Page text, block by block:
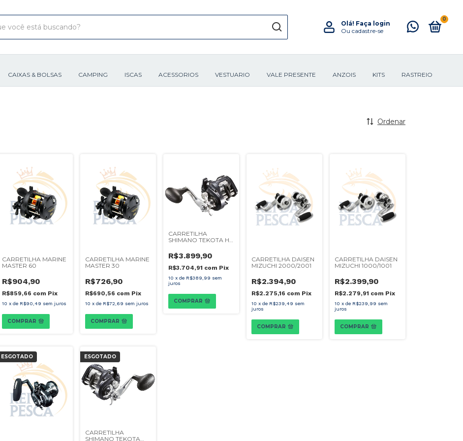
Olá! Faça login
Ou cadastre-se
0
CAIXAS & BOLSAS CAMPING ISCAS ACESSORIOS VESTUARIO VALE PRESENTE ANZOIS KITS RASTREIO
Ordenar
CARRETILHA MARINE
MASTER 60
R$904,90
R$859,66 com Pix
10 x de R$90,49 sem juros
COMPRAR
CARRETILHA MARINE
MASTER 30
R$726,90
R$690,56 com Pix
10 x de R$72,69 sem juros
COMPRAR
CARRETILHA
SHIMANO TEKOTA HG
R$3.899,90
R$3.704,91 com Pix
10 x de R$389,99 sem
juros
COMPRAR
CARRETILHA DAISEN
MIZUCHI 2000/2001
R$2.394,90
R$2.275,16 com Pix
10 x de R$239,49 sem
juros
COMPRAR
CARRETILHA DAISEN
MIZUCHI 1000/1001
R$2.399,90
R$2.279,91 com Pix
10 x de R$239,99 sem
juros
COMPRAR
ESGOTADO ESGOTADO
CARRETILHA
SHIMANO TEKOTA